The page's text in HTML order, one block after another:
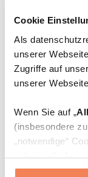
Cookie
Als
unserer
Zugriffe auf
unserer
Wenn Sie auf „
(insbesondere
„notwendige“
individuelle
erlauben“
Faszien- und
Weitere
Taschen &
Essenstaschen
Sporttaschen
Zubehör nach
Laufen
Kampfsport
Yoga & Pilates